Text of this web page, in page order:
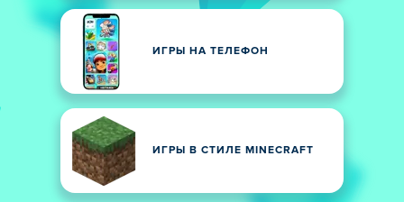
ИГРЫ НА ТЕЛЕФОН
ИГРЫ В СТИЛЕ MINECRAFT